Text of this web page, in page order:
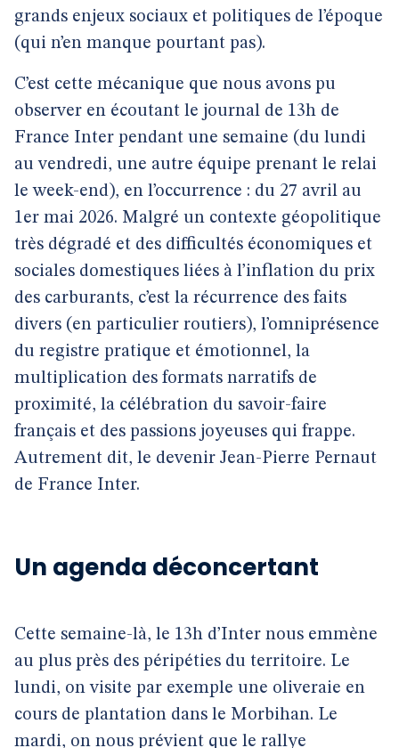
grands enjeux sociaux et politiques de l’époque
(qui n’en manque pourtant pas).
C’est cette mécanique que nous avons pu
observer en écoutant le journal de 13h de
France Inter pendant une semaine (du lundi
au vendredi, une autre équipe prenant le relai
le week-end), en l’occurrence : du 27 avril au
1er mai 2026. Malgré un contexte géopolitique
très dégradé et des difficultés économiques et
sociales domestiques liées à l’inflation du prix
des carburants, c’est la récurrence des faits
divers (en particulier routiers), l’omniprésence
du registre pratique et émotionnel, la
multiplication des formats narratifs de
proximité, la célébration du savoir-faire
français et des passions joyeuses qui frappe.
Autrement dit, le devenir Jean-Pierre Pernaut
de France Inter.
Un agenda déconcertant
Cette semaine-là, le 13h d’Inter nous emmène
au plus près des péripéties du territoire. Le
lundi, on visite par exemple une oliveraie en
cours de plantation dans le Morbihan. Le
mardi, on nous prévient que le rallye